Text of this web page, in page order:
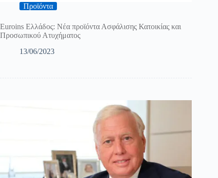
Προϊόντα
Euroins Ελλάδος: Nέα προϊόντα Ασφάλισης Κατοικίας και
Προσωπικού Ατυχήματος
13/06/2023